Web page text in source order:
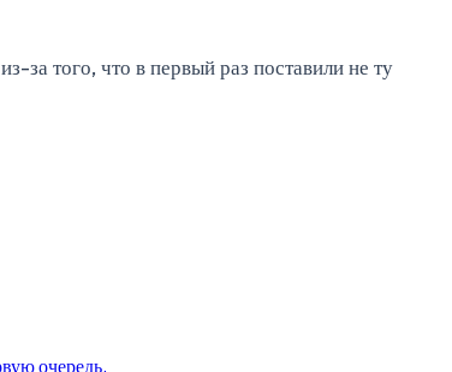
за того, что в первый раз поставили не ту
очередь.